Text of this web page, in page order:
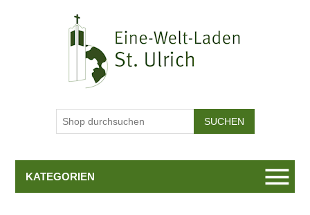
KATEGORIEN